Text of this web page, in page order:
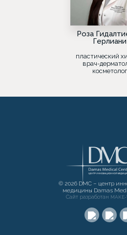
Роза
Герлиани
пластический
врач-
косметолог
© 2026 DMC – центр
медицины Damas
Сайт разработан MAKE-